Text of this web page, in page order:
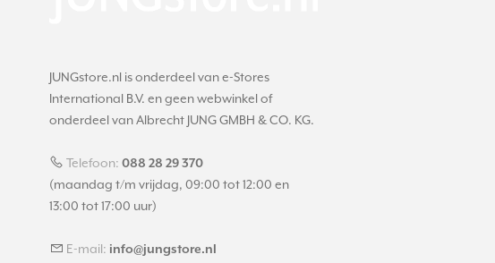
JUNGstore.nl is onderdeel van e-Stores
International B.V. en geen webwinkel of
onderdeel van Albrecht JUNG GMBH & CO. KG.
Telefoon: 088 28 29 370
(maandag t/m vrijdag, 09:00 tot 12:00 en
13:00 tot 17:00 uur)
E-mail: info@jungstore.nl